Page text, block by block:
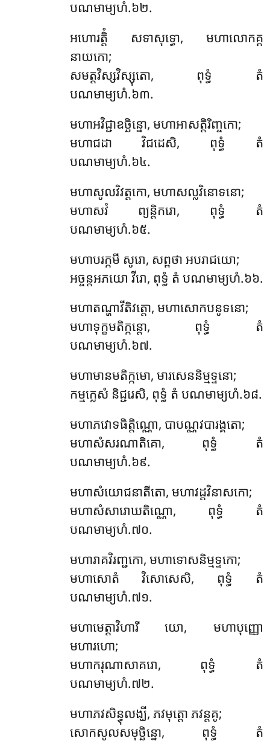
បណមាម្យហំ.៦២.
អហោរត្តិំ សទាសុទ្ធោ, មហាលោកគ្គ
នាយកោ;
សមត្តវិស្សវិស្សុតោ, ពុទ្ធំ តំ
បណមាម្យហំ.៦៣.
មហាអវិជ្ជាឧច្ឆិន្នោ, មហាអាសត្តិរិញ្ចកោ;
មហាជដា វិជដេសិ, ពុទ្ធំ តំ
បណមាម្យហំ.៦៤.
មហាសូលវិវត្តកោ, មហាសល្លវិនោទនោ;
មហាសវំ ព្យន្តិករោ, ពុទ្ធំ តំ
បណមាម្យហំ.៦៥.
មហាបរក្កមី សូរោ, សព្ពថា អបរាជយោ;
អច្ចន្តអភយោ វីរោ, ពុទ្ធំ តំ បណមាម្យហំ.៦៦.
មហាតណ្ហាវីតិវត្តោ, មហាសោកបនូទនោ;
មហាទុក្ខមតិក្កន្តោ, ពុទ្ធំ តំ
បណមាម្យហំ.៦៧.
មហាមានមតិក្កមោ, មារសេននិម្មទ្ទនោ;
កម្មក្លេសំ និជ្ជរេសិ, ពុទ្ធំ តំ បណមាម្យហំ.៦៨.
មហាភវោទធិត្តិណ្ណោ, បាបណ្ណវបារង្គតោ;
មហាសំសរណាតិគោ, ពុទ្ធំ តំ
បណមាម្យហំ.៦៩.
មហាសំយោជនាតីតោ, មហាវដ្ដវិនាសកោ;
មហាសំសារោឃតិណ្ណោ, ពុទ្ធំ តំ
បណមាម្យហំ.៧០.
មហារាគវិរញ្ជកោ, មហាទោសនិម្មទ្ទកោ;
មហាសោតំ វិសោសេសិ, ពុទ្ធំ តំ
បណមាម្យហំ.៧១.
មហាមេត្តាវិហារី យោ, មហាបុញ្ញោ
មហារហោ;
មហាករុណាសាគរោ, ពុទ្ធំ តំ
បណមាម្យហំ.៧២.
មហាភវសិន្ធុលង្ឃី, ភវមុត្តោ ភវន្តគូ;
សោកសូលសមុច្ឆិន្នោ, ពុទ្ធំ តំ